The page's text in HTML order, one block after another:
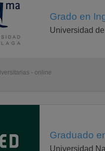
Grado en
Universidad
- online
Graduado
Universidad